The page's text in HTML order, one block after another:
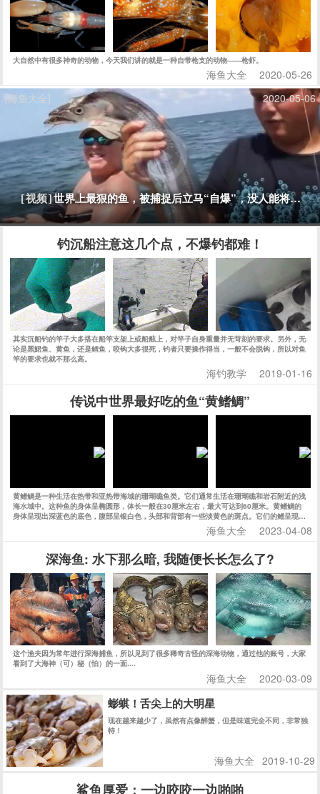
大自然中有很多神奇的动物，今天我们讲的就是一种自带枪支的动物——枪虾。
海鱼大全
2020-05-26
[海鱼大全]
2020-05-06
[视频]世界上最狠的鱼，被捕捉后立马“自爆”，没人能将它活
钓沉船注意这几个点，不爆钓都难！
其实沉船钓的竿子大多搭在船竿支架上或船舷上，对竿子自身重量并无苛刻的要求。另外，无
论是黑鮶鱼、黄鱼，还是鳕鱼，咬钩大多很死，钓者只要操作得当，一般不会脱钩，所以对鱼
竿的要求也就不那么高。
海钓教学 2019-01-16
传说中世界最好吃的鱼“黄鳍鲷”
黄鳍鲷是一种生活在热带和亚热带海域的珊瑚礁鱼类。它们通常生活在珊瑚礁和岩石附近的浅
海水域中。这种鱼的身体呈椭圆形，体长一般在30厘米左右，最大可达到60厘米。黄鳍鲷的
身体呈现出深蓝色的底色，腹部呈银白色，头部和背部有一些淡黄色的斑点。它们的鳍呈现出
海鱼大全 2023-04-08
深海鱼: 水下那么暗, 我随便长长怎么了?
这个渔夫因为常年进行深海捕鱼，所以见到了很多稀奇古怪的深海动物，通过他的账号，大家
看到了大海神（可）秘（怕）的一面....
海鱼大全 2020-03-09
蟛蜞！舌尖上的大明星
现在越来越少了，虽然有点像醉蟹，但是味道完全不同，非常独
特！
海鱼大全 2019-10-29
鲨鱼厚爱：一边咬咬一边啪啪